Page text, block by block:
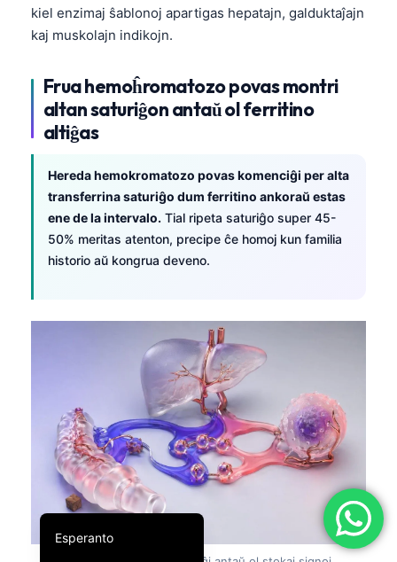
kiel enzimaj ŝablonoj apartigas hepatajn, galduktaĵajn
kaj muskolajn indikojn.
Frua hemoĥromatozo povas montri
altan saturiĝon antaŭ ol ferritino
altiĝas
Hereda hemokromatozo povas komenciĝi per alta
transferrina saturiĝo dum ferritino ankoraŭ estas
ene de la intervalo. Tial ripeta saturiĝo super 45-
50% meritas atenton, precipe ĉe homoj kun familia
historio aŭ kongrua deveno.
Esperanto
English
Deutsch
العربية
Français
Türkçe
Română
Български
हिन्दी
Bahasa Indonesia